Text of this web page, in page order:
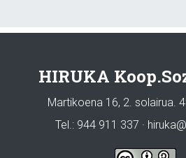
HIRUKA
Martikoena 16, 2. solairua.
Tel.: 944 911 337 ·